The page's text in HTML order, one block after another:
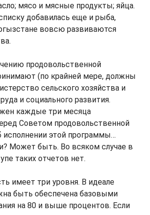
мясо и мясные продукты; яйца.
добавилась еще и рыба,
вовсю развиваются
продовольственной
(по крайней мере, должны
сельского хозяйства и
и социального развития.
каждые три месяца
Советом продовольственной
исполнении этой программы…
Может быть. Во всяком случае в
таких отчетов нет.
имеет три уровня. В идеале
быть обеспечена базовыми
на 80 и выше процентов. Если